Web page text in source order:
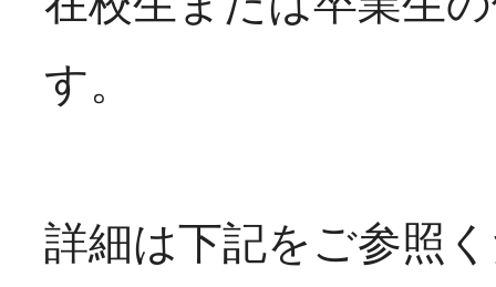
す。
詳細は下記をご参照